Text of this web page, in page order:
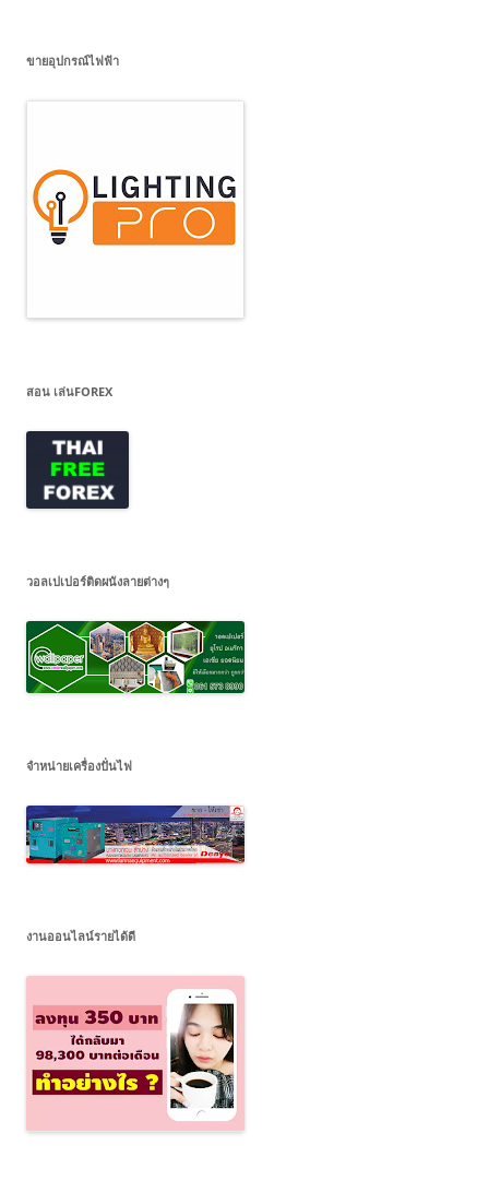
ขายอุปกรณ์ไฟฟ้า
สอน เล่นFOREX
วอลเปเปอร์ติดผนังลายต่างๆ
จำหน่ายเครื่องปั่นไฟ
งานออนไลน์รายได้ดี